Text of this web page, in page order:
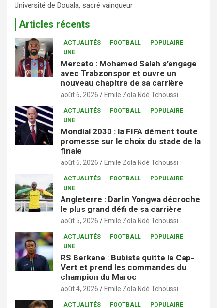
Université de Douala, sacré vainqueur
Articles récents
ACTUALITÉS FOOTBALL
POPULAIRE
UNE
Mercato : Mohamed Salah s’engage
avec Trabzonspor et ouvre un
nouveau chapitre de sa carrière
août 6, 2026 Emile Zola Ndé Tchoussi
ACTUALITÉS FOOTBALL
POPULAIRE
UNE
Mondial 2030 : la FIFA dément toute
promesse sur le choix du stade de la
finale
août 6, 2026 Emile Zola Ndé Tchoussi
ACTUALITÉS FOOTBALL
POPULAIRE
UNE
Angleterre : Darlin Yongwa décroche
le plus grand défi de sa carrière
août 5, 2026 Emile Zola Ndé Tchoussi
ACTUALITÉS FOOTBALL
POPULAIRE
UNE
RS Berkane : Bubista quitte le Cap-
Vert et prend les commandes du
champion du Maroc
août 4, 2026 Emile Zola Ndé Tchoussi
ACTUALITÉS FOOTBALL
POPULAIRE